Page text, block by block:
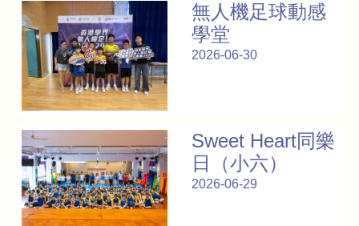
無人機足球動感
學堂
2026-06-30
Sweet Heart同樂
日（小六）
2026-06-29